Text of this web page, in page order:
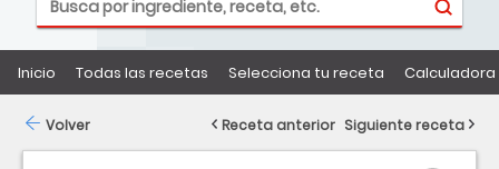
Inicio Todas las recetas Selecciona tu receta
Volver Receta anterior Siguiente receta